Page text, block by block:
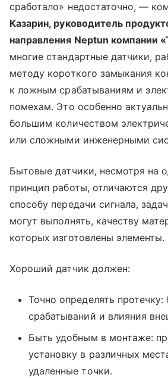
сработало» недостаточно, —
Казарин, руководитель
направления Neptun компании
многие стандартные датчики,
методу короткого замыкания
к ложным срабатываниям и
помехам. Это особенно
большим количеством
или сложными инженерными
Бытовые датчики, несмотря на
принцип работы, отличаются
способу передачи сигнала,
могут выполнять, качеству
которых изготовлены элементы.
Хороший датчик должен:
Точно определять
срабатываний и влияния
Быть удобным в монтаже:
установку в различных
удаленные точки.